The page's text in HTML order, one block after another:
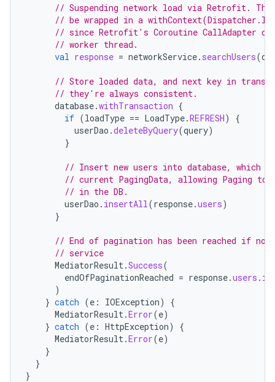
// Suspending network load via Retrofit.
// be wrapped in a
// since Retrofit's Coroutine CallAdapter
// worker thread.
val response = networkService. searchUsers(
// Store loaded data, and next key in
// they're always consistent.
database.withTransaction {
if (loadType == LoadType.REFRESH)
{
userDao .deleteByQuery(query)
}
// Insert new users into database, which
// current PagingData, allowing Paging to
// in the DB.
userDao . insertAll (response.users)
}
// End of pagination has been reached if no
// service
MediatorResult .Success(
endOfPaginationReached = response.users .
)
} catch (e : IOException)
{
MediatorResult .Error(e)
} catch (e : HttpException)
{
MediatorResult .Error(e)
}
}
}